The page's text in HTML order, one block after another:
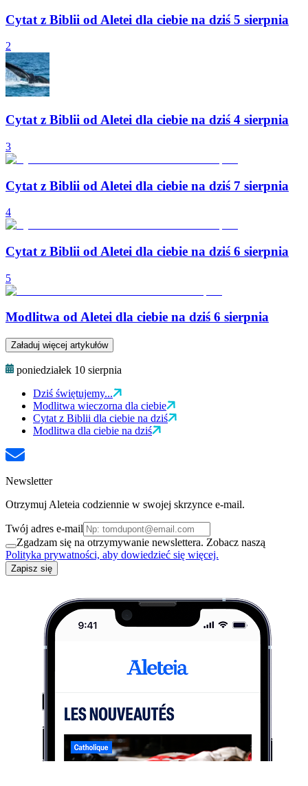
Cytat z Biblii od Aletei dla ciebie na dziś 5 sierpnia
2
Cytat z Biblii od Aletei dla ciebie na dziś 4 sierpnia
3
Cytat z Biblii od Aletei dla ciebie na dziś 7 sierpnia
4
Cytat z Biblii od Aletei dla ciebie na dziś 6 sierpnia
5
Modlitwa od Aletei dla ciebie na dziś 6 sierpnia
Załaduj więcej artykułów
poniedziałek 10 sierpnia
Dziś świętujemy...
Modlitwa wieczorna dla ciebie
Cytat z Biblii dla ciebie na dziś
Modlitwa dla ciebie na dziś
Newsletter
Otrzymuj Aleteia codziennie w swojej skrzynce e-mail.
Twój adres e-mail
Zgadzam się na otrzymywanie newslettera. Zobacz naszą
Polityka prywatności, aby dowiedzieć się więcej.
Zapisz się